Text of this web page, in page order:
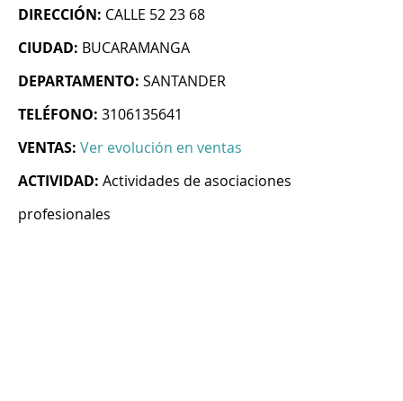
DIRECCIÓN: CALLE 52 23 68
CIUDAD: BUCARAMANGA
DEPARTAMENTO: SANTANDER
TELÉFONO: 3106135641
VENTAS: Ver evolución en ventas
ACTIVIDAD: Actividades de asociaciones
profesionales